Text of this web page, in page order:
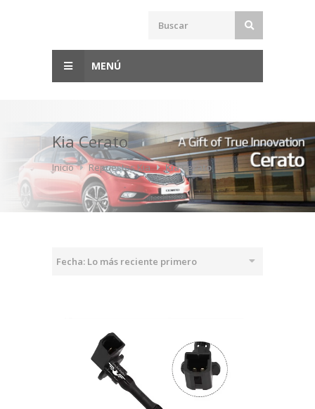
MENÚ
Kia Cerato
Inicio Repuestos Kia Kia Cerato